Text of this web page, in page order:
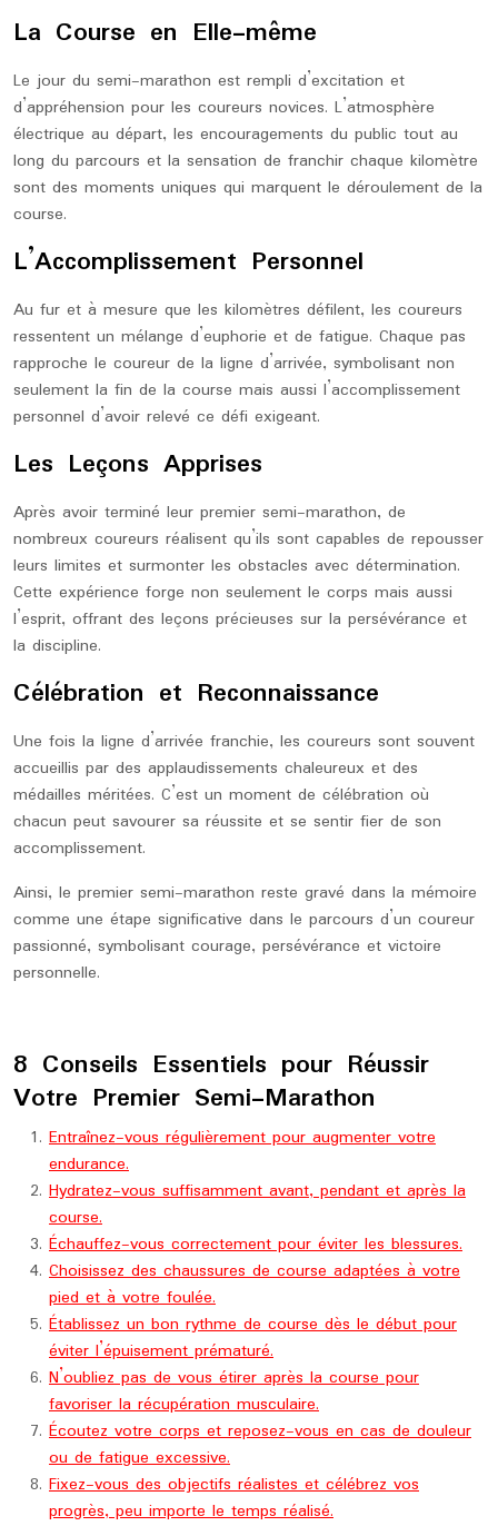
La Course en Elle-même
Le jour du semi-marathon est rempli d’excitation et
d’appréhension pour les coureurs novices. L’atmosphère
électrique au départ, les encouragements du public tout au
long du parcours et la sensation de franchir chaque kilomètre
sont des moments uniques qui marquent le déroulement de la
course.
L’Accomplissement Personnel
Au fur et à mesure que les kilomètres défilent, les coureurs
ressentent un mélange d’euphorie et de fatigue. Chaque pas
rapproche le coureur de la ligne d’arrivée, symbolisant non
seulement la fin de la course mais aussi l’accomplissement
personnel d’avoir relevé ce défi exigeant.
Les Leçons Apprises
Après avoir terminé leur premier semi-marathon, de
nombreux coureurs réalisent qu’ils sont capables de repousser
leurs limites et surmonter les obstacles avec détermination.
Cette expérience forge non seulement le corps mais aussi
l’esprit, offrant des leçons précieuses sur la persévérance et
la discipline.
Célébration et Reconnaissance
Une fois la ligne d’arrivée franchie, les coureurs sont souvent
accueillis par des applaudissements chaleureux et des
médailles méritées. C’est un moment de célébration où
chacun peut savourer sa réussite et se sentir fier de son
accomplissement.
Ainsi, le premier semi-marathon reste gravé dans la mémoire
comme une étape significative dans le parcours d’un coureur
passionné, symbolisant courage, persévérance et victoire
personnelle.
8 Conseils Essentiels pour Réussir
Votre Premier Semi-Marathon
Entraînez-vous régulièrement pour augmenter votre
endurance.
Hydratez-vous suffisamment avant, pendant et après la
course.
Échauffez-vous correctement pour éviter les blessures.
Choisissez des chaussures de course adaptées à votre
pied et à votre foulée.
Établissez un bon rythme de course dès le début pour
éviter l’épuisement prématuré.
N’oubliez pas de vous étirer après la course pour
favoriser la récupération musculaire.
Écoutez votre corps et reposez-vous en cas de douleur
ou de fatigue excessive.
Fixez-vous des objectifs réalistes et célébrez vos
progrès, peu importe le temps réalisé.